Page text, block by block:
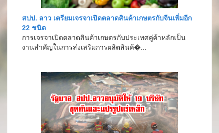
สปป. ลาว เตรียมเจรจาเปิดตลาดสินค้าเกษตรกับจีนเพิ่มอีก
22 ชนิด
การเจรจาเปิดตลาดสินค้าเกษตรกับประเทศคู่ค้าหลักเป็น
งานสำคัญในการส่งเสริมการผลิตสินค้�...